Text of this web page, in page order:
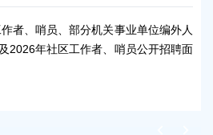
贤区人民政府关于葛翔同志任职的通知
：2026-07-15